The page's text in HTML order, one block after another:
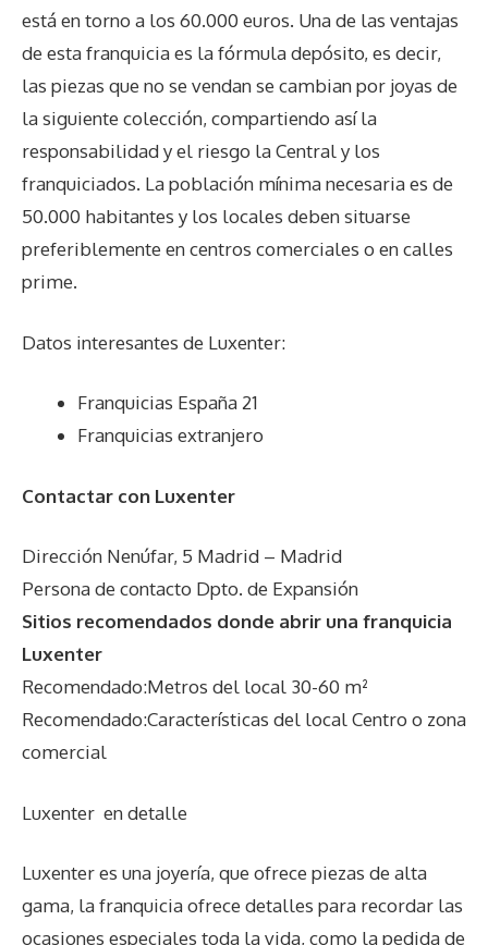
está en torno a los 60.000 euros. Una de las ventajas
de esta franquicia es la fórmula depósito, es decir,
las piezas que no se vendan se cambian por joyas de
la siguiente colección, compartiendo así la
responsabilidad y el riesgo la Central y los
franquiciados. La población mínima necesaria es de
50.000 habitantes y los locales deben situarse
preferiblemente en centros comerciales o en calles
prime.
Datos interesantes de Luxenter:
Franquicias España 21
Franquicias extranjero
Contactar con Luxenter
Dirección Nenúfar, 5 Madrid – Madrid
Persona de contacto Dpto. de Expansión
Sitios recomendados donde abrir una franquicia
Luxenter
Recomendado:Metros del local 30-60 m²
Recomendado:Características del local Centro o zona
comercial
Luxenter en detalle
Luxenter es una joyería, que ofrece piezas de alta
gama, la franquicia ofrece detalles para recordar las
ocasiones especiales toda la vida, como la pedida de